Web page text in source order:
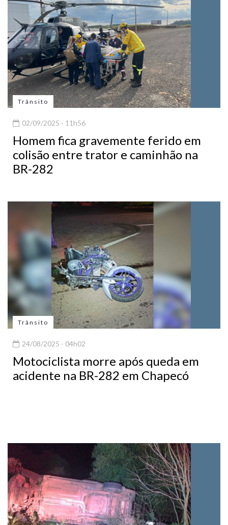
Trânsito
02/09/2025 - 11h56
Homem fica gravemente ferido em
colisão entre trator e caminhão na
BR-282
Trânsito
24/08/2025 - 04h02
Motociclista morre após queda em
acidente na BR-282 em Chapecó